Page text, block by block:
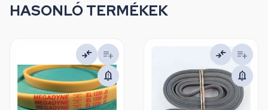
HASONLÓ TERMÉKEK